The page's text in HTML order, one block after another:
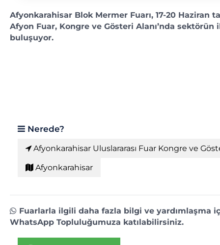
Afyonkarahisar Blok Mermer Fuarı, 17-20 Haziran
Afyon Fuar, Kongre ve Gösteri Alanı’nda
buluşuyor.
Nerede?
Afyonkarahisar Uluslararası Fuar Kongre ve
Afyonkarahisar
Fuarlarla ilgili daha fazla bilgi ve yardımlaşma
WhatsApp Topluluğumuza katılabilirsiniz.